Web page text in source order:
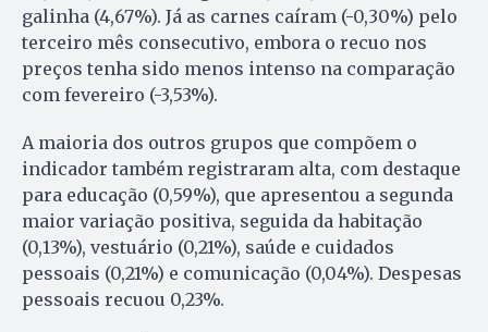
galinha (4,67%). Já as carnes caíram (-0,30%) pelo
terceiro mês consecutivo, embora o recuo nos
preços tenha sido menos intenso na comparação
com fevereiro (-3,53%).
A maioria dos outros grupos que compõem o
indicador também registraram alta, com destaque
para educação (0,59%), que apresentou a segunda
maior variação positiva, seguida da habitação
(0,13%), vestuário (0,21%), saúde e cuidados
pessoais (0,21%) e comunicação (0,04%). Despesas
pessoais recuou 0,23%.